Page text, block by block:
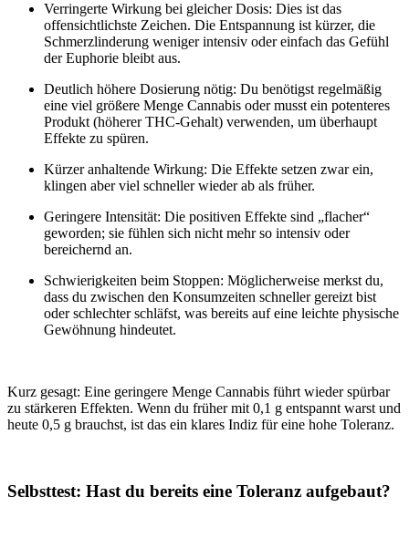
Verringerte Wirkung bei gleicher Dosis: Dies ist das
offensichtlichste Zeichen. Die Entspannung ist kürzer, die
Schmerzlinderung weniger intensiv oder einfach das Gefühl
der Euphorie bleibt aus.
Deutlich höhere Dosierung nötig: Du benötigst regelmäßig
eine viel größere Menge Cannabis oder musst ein potenteres
Produkt (höherer THC-Gehalt) verwenden, um überhaupt
Effekte zu spüren.
Kürzer anhaltende Wirkung: Die Effekte setzen zwar ein,
klingen aber viel schneller wieder ab als früher.
Geringere Intensität: Die positiven Effekte sind „flacher“
geworden; sie fühlen sich nicht mehr so intensiv oder
bereichernd an.
Schwierigkeiten beim Stoppen: Möglicherweise merkst du,
dass du zwischen den Konsumzeiten schneller gereizt bist
oder schlechter schläfst, was bereits auf eine leichte physische
Gewöhnung hindeutet.
Kurz gesagt: Eine geringere Menge Cannabis führt wieder spürbar
zu stärkeren Effekten. Wenn du früher mit 0,1 g entspannt warst und
heute 0,5 g brauchst, ist das ein klares Indiz für eine hohe Toleranz.
Selbsttest: Hast du bereits eine Toleranz aufgebaut?